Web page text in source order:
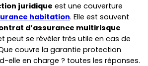
juridique est une couverture
habitation. Elle est souvent
d’assurance multirisque
peut se révéler très utile en cas de
couvre la garantie protection
elle en charge ? toutes les réponses.